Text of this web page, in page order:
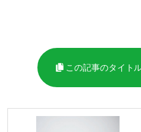
この記事のタイト